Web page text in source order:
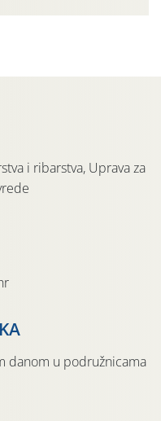
i ribarstva, Uprava za
danom u podružnicama